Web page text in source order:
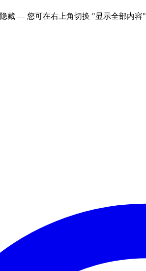
藏 — 您可在右上角切换 "显示全部内容"